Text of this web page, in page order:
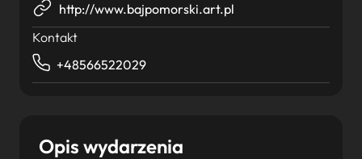
Opis wydarzenia
http://www.bajpomorski.art.pl
Kontakt
+48566522029